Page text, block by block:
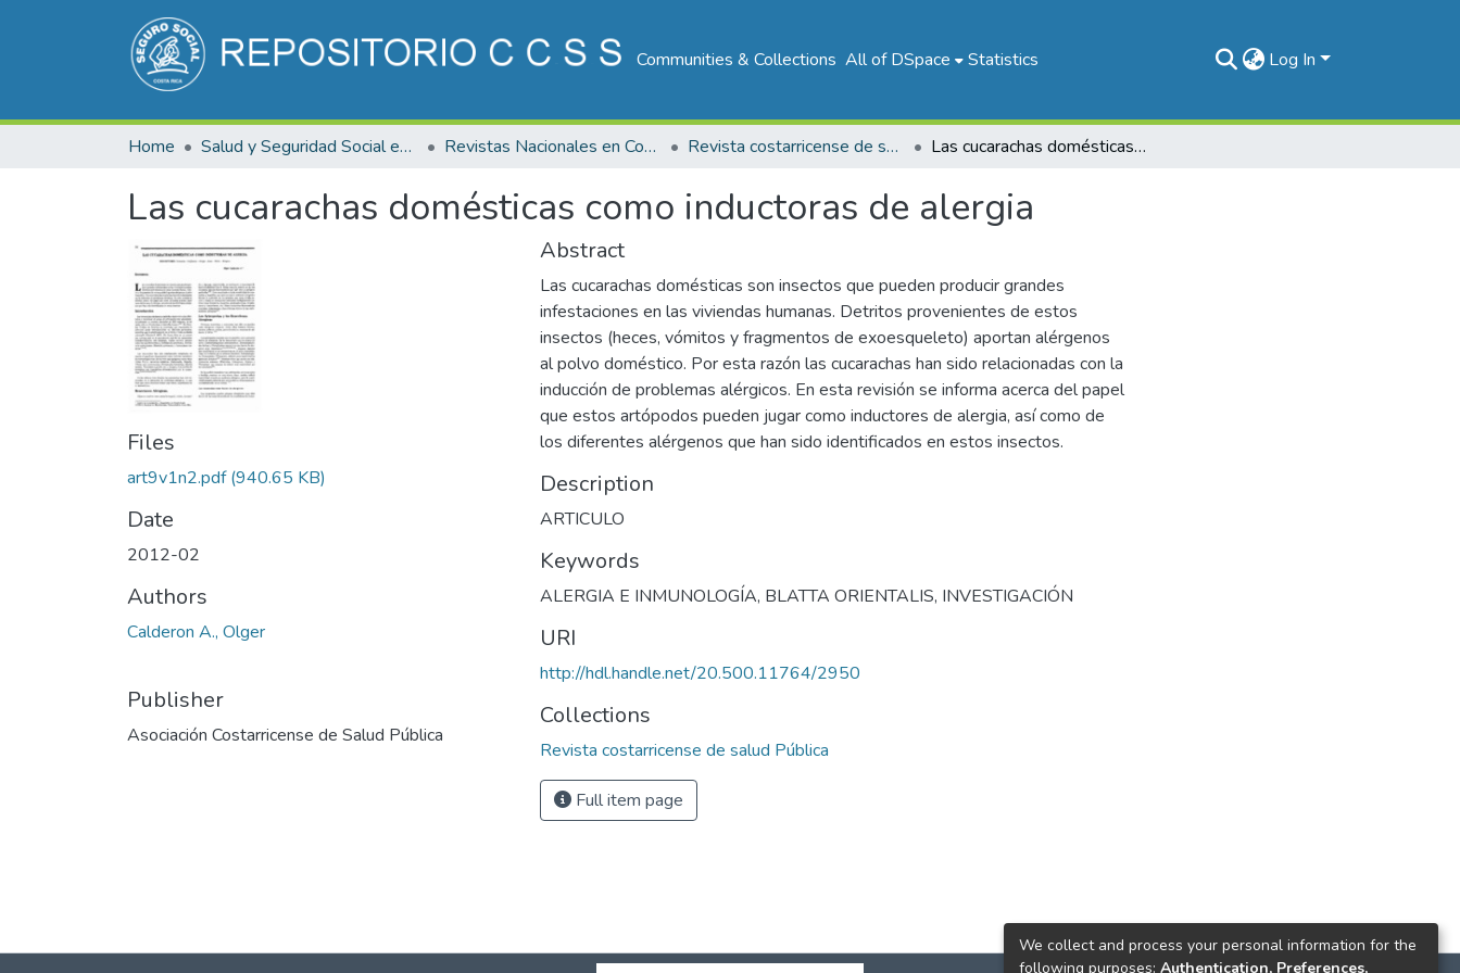
Communities & Collections All of DSpace Statistics Log In
Home Salud y Seguridad Social en Costa Rica Revistas Nacionales en Costa Rica Revista costarricense de salud Pública Las cucarachas domésticas como inductoras de alergia
Las cucarachas domésticas como inductoras de alergia
Files
art9v1n2.pdf(940.65 KB)
Date
2012-02
Authors
Calderon A., Olger
Publisher
Asociación Costarricense de Salud Pública
Abstract
Las cucarachas domésticas son insectos que pueden producir grandes
infestaciones en las viviendas humanas. Detritos provenientes de estos
insectos (heces, vómitos y fragmentos de exoesqueleto) aportan alérgenos
al polvo doméstico. Por esta razón las cucarachas han sido relacionadas con la
inducción de problemas alérgicos. En esta revisión se informa acerca del papel
que estos artópodos pueden jugar como inductores de alergia, así como de
los diferentes alérgenos que han sido identificados en estos insectos.
Description
ARTICULO
Keywords
ALERGIA E INMUNOLOGÍA, BLATTA ORIENTALIS, INVESTIGACIÓN
URI
http://hdl.handle.net/20.500.11764/2950
Collections
Revista costarricense de salud Pública
Full item page
We collect and process your personal information for the
following purposes: Authentication, Preferences,